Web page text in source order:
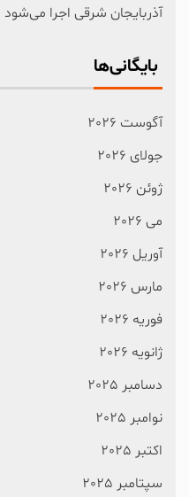
آذربایجان شرقی اجرا می‌شود
بایگانی‌ها
آگوست 2026
جولای 2026
ژوئن 2026
می 2026
آوریل 2026
مارس 2026
فوریه 2026
ژانویه 2026
دسامبر 2025
نوامبر 2025
اکتبر 2025
سپتامبر 2025